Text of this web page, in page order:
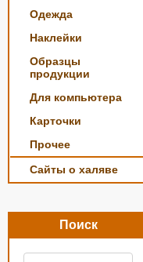
Одежда
Наклейки
Образцы
продукции
Для компьютера
Карточки
Прочее
Сайты о халяве
Поиск